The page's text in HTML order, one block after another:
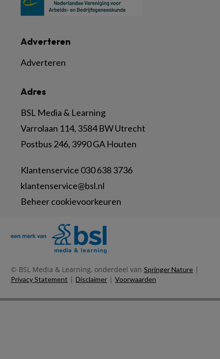
Adres
BSL Media & Learning
Varrolaan 114, 3584 BW Utrecht
Postbus 246, 3990 GA Houten
Klantenservice 030 638 3736
klantenservice@bsl.nl
Beheer cookievoorkeuren
Adverteren
Adverteren
© BSL Media & Learning, onderdeel van Springer Nature |
Privacy Statement | Disclaimer | Voorwaarden